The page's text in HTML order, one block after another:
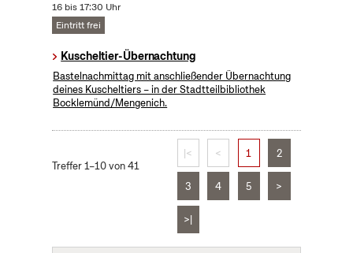
16 bis 17:30 Uhr
Eintritt frei
Kuscheltier-Übernachtung
Bastelnachmittag mit anschließender Übernachtung
deines Kuscheltiers – in der Stadtteilbibliothek
Bocklemünd/Mengenich.
Treffer 1–10 von 41
|< < 1 2
3 4 5 >
>|